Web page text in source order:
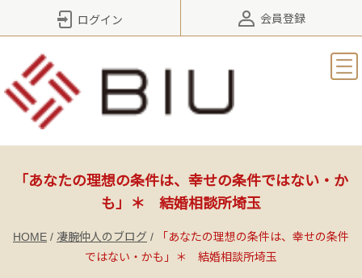
ログイン 会員登録
「あなたの理想の条件は、幸せの条件ではない・か
も」＊ 結婚相談所埼玉
HOME / 凄腕仲人のブログ /
「あなたの理想の条件は、幸せの条件
ではない・かも」＊ 結婚相談所埼玉